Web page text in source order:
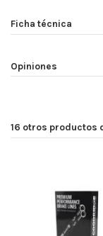
Ficha técnica
Opiniones
16 otros productos